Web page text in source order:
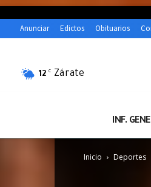
Anunciar Edictos Obituarios
12 C Zárate
INF.
Inicio Deportes